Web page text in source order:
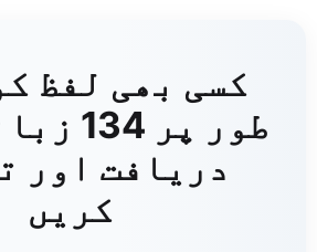
کسی بھی لفظ
طور پر
دریافت اور
کریں